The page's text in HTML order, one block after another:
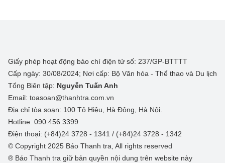
Giấy phép hoạt động báo chí điện tử số: 237/GP-BTTTT
Cấp ngày: 30/08/2024; Nơi cấp: Bộ Văn hóa - Thể thao và Du lịch
Tổng Biên tập: Nguyễn Tuấn Anh
Email: toasoan@thanhtra.com.vn
Địa chỉ tòa soạn: 100 Tô Hiệu, Hà Đông, Hà Nội.
Hotline: 090.456.3399
Điện thoại: (+84)24 3728 - 1341 / (+84)24 3728 - 1342
© Copyright 2025 Báo Thanh tra, All rights reserved
® Báo Thanh tra giữ bản quyền nội dung trên website này